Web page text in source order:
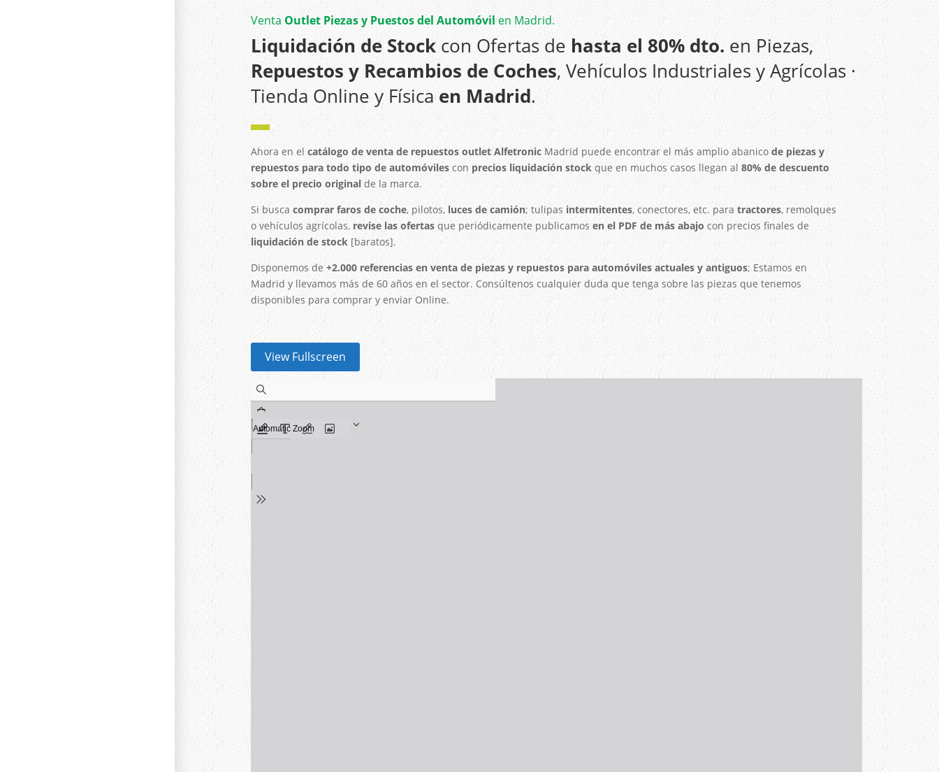
VentaOutlet Piezas y Puestos del Automóvilen Madrid.
Liquidación de Stockcon Ofertas dehasta el 80% dto.en Piezas,
Repuestos y Recambios de Coches, Vehículos Industriales y Agrícolas ·
Tienda Online y Físicaen Madrid.
▬
Ahora en elcatálogo de venta de repuestos outlet AlfetronicMadrid puede encontrar el más amplio abanicode piezas y
repuestos para todo tipo de automóvilesconprecios liquidación stockque en muchos casos llegan al80% de descuento
sobre el precio originalde la marca.
Si buscacomprar faros de coche, pilotos,luces de camión; tulipas intermitentes, conectores, etc. paratractores, remolques
o vehículos agrícolas,revise las ofertasque periódicamente publicamosen el PDF de más abajocon precios finales de
liquidación de stock[baratos].
Disponemos de+2.000 referencias en venta de piezas y repuestos para automóviles actuales y antiguos; Estamos en
Madrid y llevamos más de 60 años en el sector. Consúltenos cualquier duda que tenga sobre las piezas que tenemos
disponibles para comprar y enviar Online.
View Fullscreen